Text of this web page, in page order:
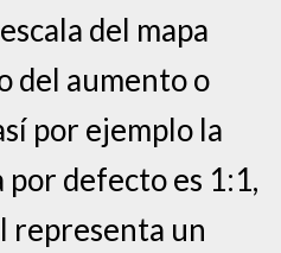
del mapa
del aumento o
por ejemplo la
por defecto es 1:1,
representa un